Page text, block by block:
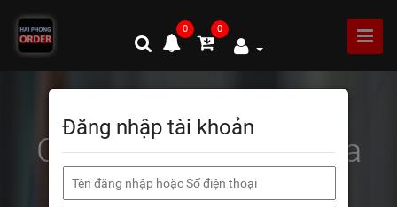
0 0
Cài đặt ứng dụng mua
hàng
Đăng nhập tài khoản